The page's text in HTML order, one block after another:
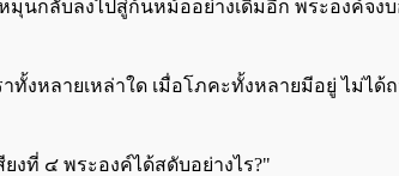
นกลับลงไปสู่ก้นหม้ออย่างเดิมอีก พระองค์จง
ทั้งหลายเหล่าใด เมื่อโภคะทั้งหลายมีอยู่ ไม่ไ
งที่ ๔ พระองค์ได้สดับอย่างไร?"